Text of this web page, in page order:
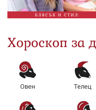
БЛЯСЪК И СТИЛ
Хороскоп за
Овен Телец